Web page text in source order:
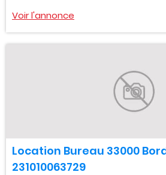
Voir l'annonce
Location Bureau 33000
231010063729